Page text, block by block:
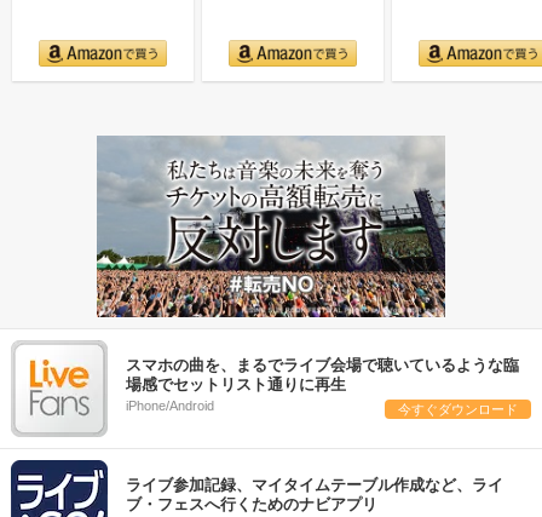
スマホの曲を、まるでライブ会場で聴いているような臨
場感でセットリスト通りに再生
iPhone/Android 今すぐダウンロード
ライブ参加記録、マイタイムテーブル作成など、ライ
ブ・フェスへ行くためのナビアプリ